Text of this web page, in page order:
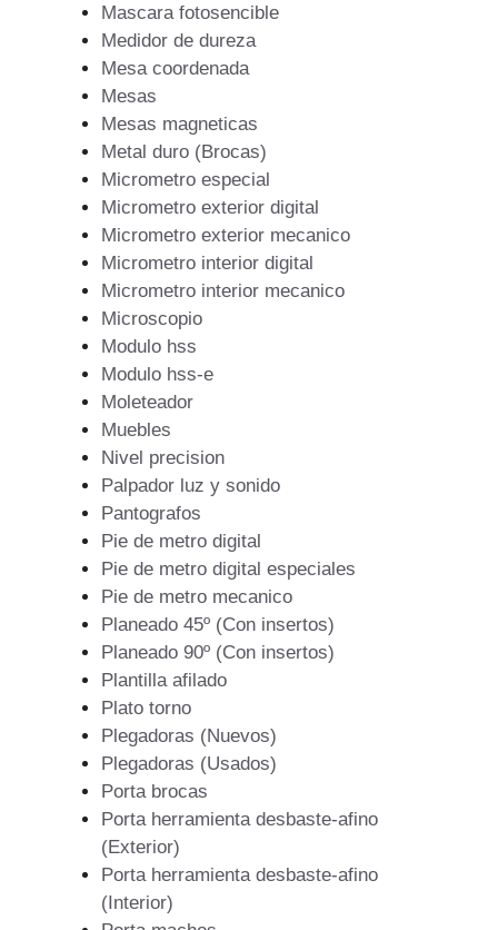
Mascara fotosencible
Medidor de dureza
Mesa coordenada
Mesas
Mesas magneticas
Metal duro (Brocas)
Micrometro especial
Micrometro exterior digital
Micrometro exterior mecanico
Micrometro interior digital
Micrometro interior mecanico
Microscopio
Modulo hss
Modulo hss-e
Moleteador
Muebles
Nivel precision
Palpador luz y sonido
Pantografos
Pie de metro digital
Pie de metro digital especiales
Pie de metro mecanico
Planeado 45º (Con insertos)
Planeado 90º (Con insertos)
Plantilla afilado
Plato torno
Plegadoras (Nuevos)
Plegadoras (Usados)
Porta brocas
Porta herramienta desbaste-afino
(Exterior)
Porta herramienta desbaste-afino
(Interior)